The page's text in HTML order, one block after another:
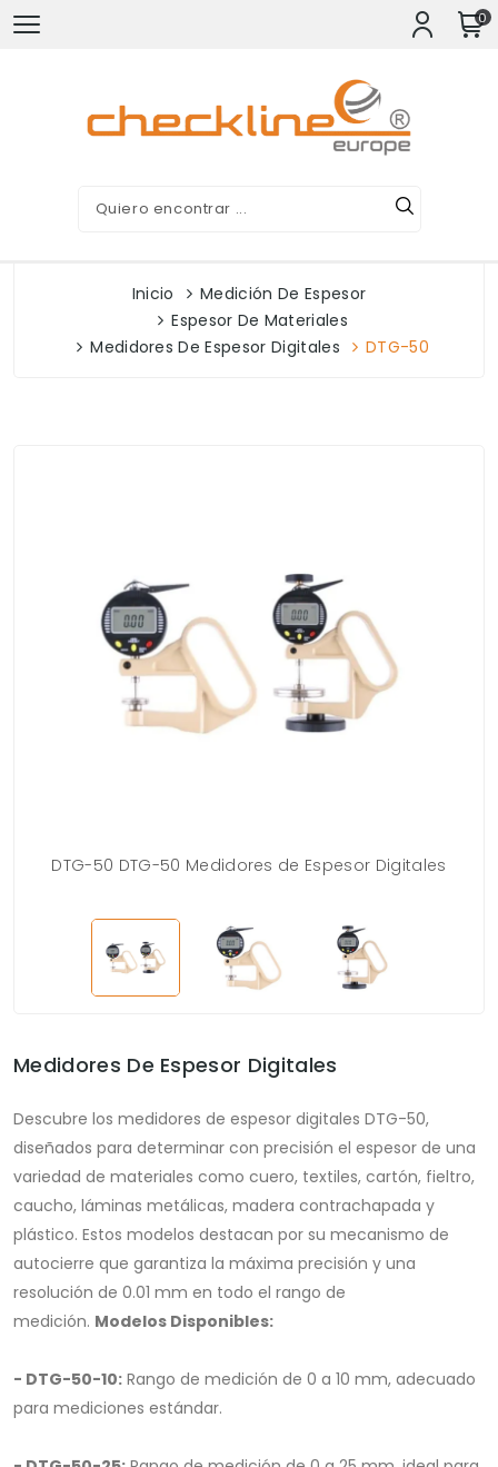
0
Inicio
Medición De Espesor
Espesor De Materiales
Medidores De Espesor Digitales
DTG-50
DTG-50 DTG-50 Medidores de Espesor Digitales
Medidores De Espesor Digitales
Descubre los medidores de espesor digitales DTG-50,
diseñados para determinar con precisión el espesor de una
variedad de materiales como cuero, textiles, cartón, fieltro,
caucho, láminas metálicas, madera contrachapada y
plástico. Estos modelos destacan por su mecanismo de
autocierre que garantiza la máxima precisión y una
resolución de 0.01 mm en todo el rango de
medición. Modelos Disponibles:
- DTG-50-10: Rango de medición de 0 a 10 mm, adecuado
para mediciones estándar.